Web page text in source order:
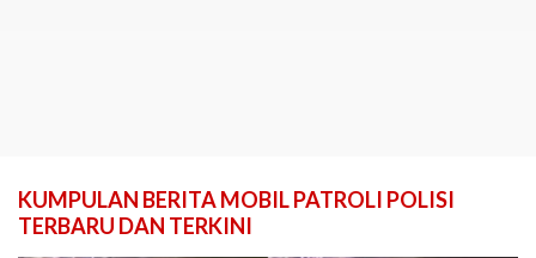
KUMPULAN BERITA MOBIL PATROLI POLISI
TERBARU DAN TERKINI